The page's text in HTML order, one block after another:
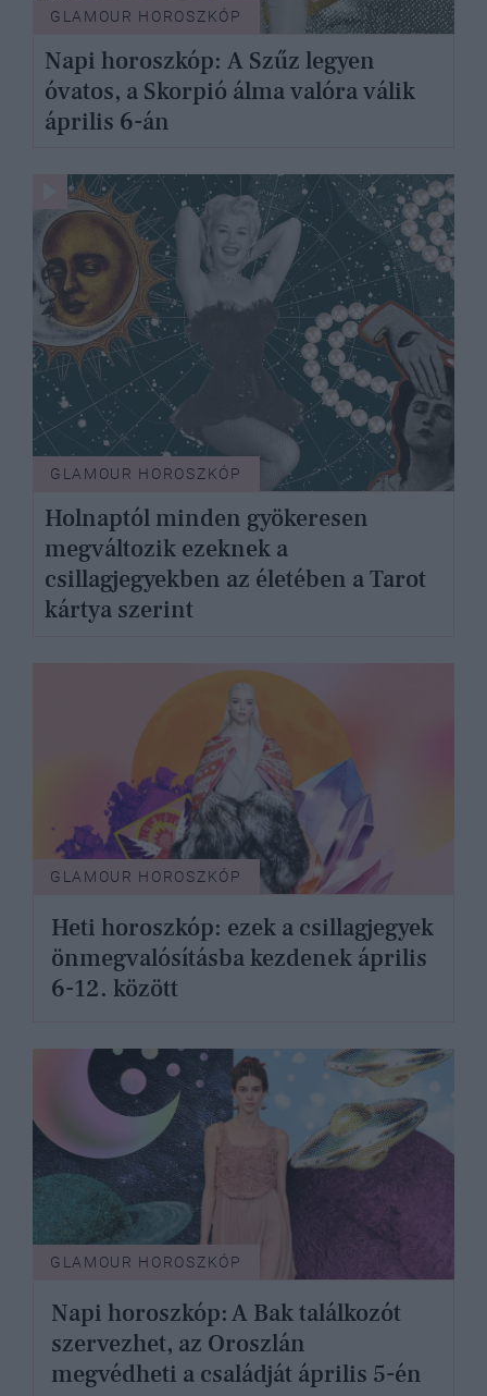
GLAMOUR HOROSZKÓP
Napi horoszkóp: A Szűz legyen
óvatos, a Skorpió álma valóra válik
április 6-án
GLAMOUR HOROSZKÓP
Holnaptól minden gyökeresen
megváltozik ezeknek a
csillagjegyekben az életében a Tarot
kártya szerint
GLAMOUR HOROSZKÓP
Heti horoszkóp: ezek a csillagjegyek
önmegvalósításba kezdenek április
6-12. között
GLAMOUR HOROSZKÓP
Napi horoszkóp: A Bak találkozót
szervezhet, az Oroszlán
megvédheti a családját április 5-én